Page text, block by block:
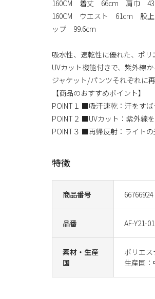
商品番号 66766924
品番 AF-Y21-
素材・生産
国
ポリエス
生産国：
160CM 着丈 66cm 肩巾
160CM ウエスト 61cm
ップ 99.6cm
吸水性、速乾性に優れた、ポリ
UVカット機能付きで、紫外線
ジャケット/パンツそれぞれに
【商品のおすすめポイント】
POINT１ ■吸汗速乾：汗をすば
POINT２ ■UVカット：紫外線
POINT３ ■再帰反射：ライトの
特徴